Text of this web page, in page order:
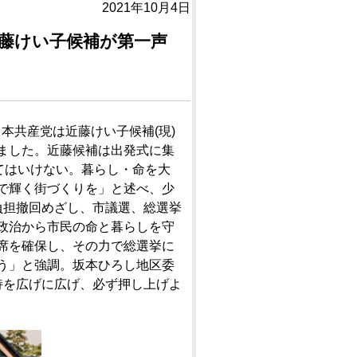
2021年10月4日
けい子候補が第一声
共産党は近藤けい子候補(現)
した。近藤候補は出発式に集
いけない。暮らし・命を大
輝く街づくりを」と述べ、少
撤回めざし、市議選、総選挙
治から市民の命と暮らしを守
を確保し、その力で総選挙に
」と強調。坂本ひろし地区委
広げに広げ、必ず押し上げよ